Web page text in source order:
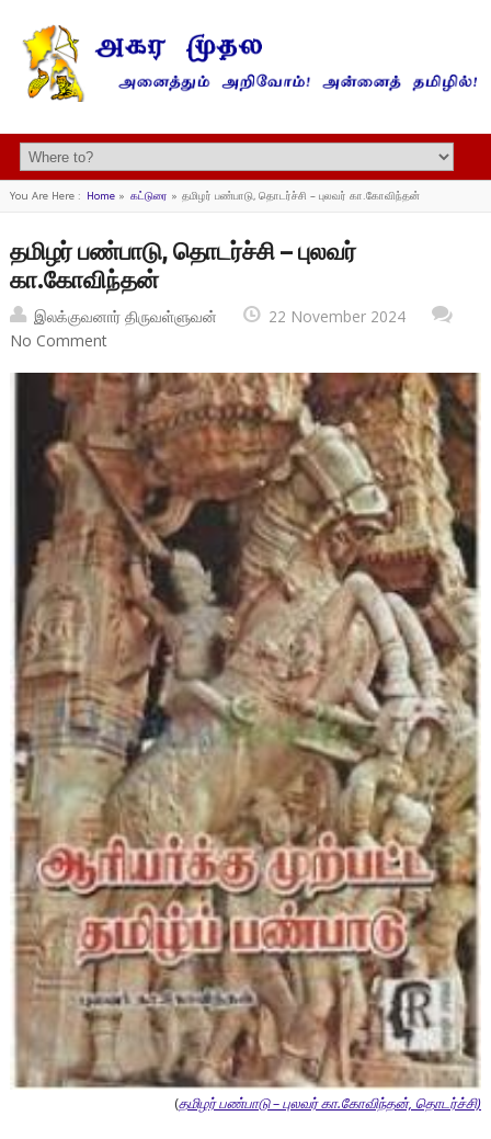
You Are Here : Home» கட்டுரை » தமிழர் பண்பாடு, தொடர்ச்சி – புலவர் கா.கோவிந்தன்
தமிழர் பண்பாடு, தொடர்ச்சி – புலவர்
கா.கோவிந்தன்
இலக்குவனார் திருவள்ளுவன்
22 November 2024
No Comment
(தமிழர் பண்பாடு – புலவர் கா.கோவிந்தன், தொடர்ச்சி)